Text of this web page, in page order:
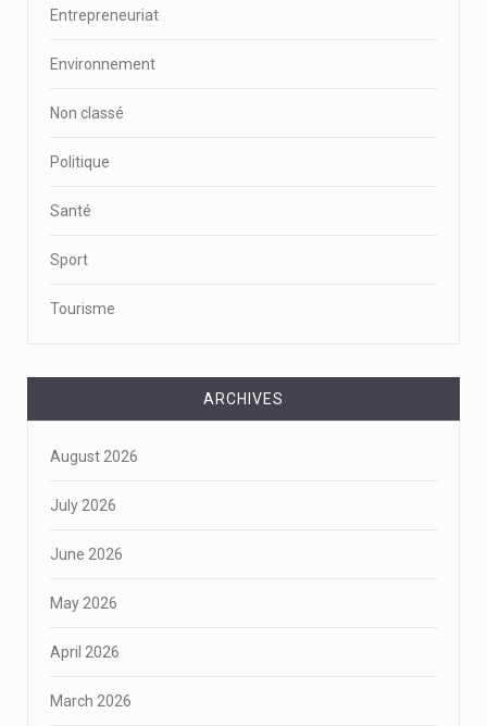
Entrepreneuriat
Environnement
Non classé
Politique
Santé
Sport
Tourisme
ARCHIVES
August 2026
July 2026
June 2026
May 2026
April 2026
March 2026